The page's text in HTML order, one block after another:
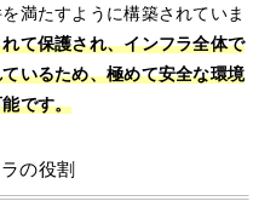
満たすように構築されていま
て保護され、インフラ全体で
いるため、極めて安全な環境
です。
の役割